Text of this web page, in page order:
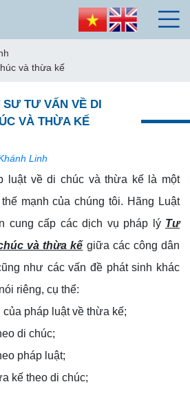
và thừa kế
SƯ TƯ VẤN VỀ DI
VÀ THỪA KẾ
Linh
luật về di chúc và thừa kế là một
mạnh của chúng tôi. Hãng Luật
cung cấp các dịch vụ pháp lý Tư
và thừa kế giữa các công dân
như các vấn đề phát sinh khác
riêng, cụ thể:
pháp luật về thừa kế;
di chúc;
pháp luật;
kế theo di chúc;